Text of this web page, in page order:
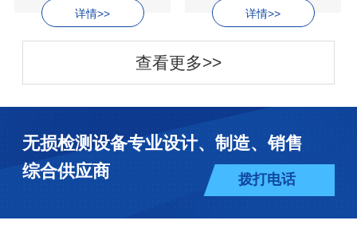
详情>> 详情>>
查看更多>>
无损检测设备专业设计、制造、销售
综合供应商
拨打电话